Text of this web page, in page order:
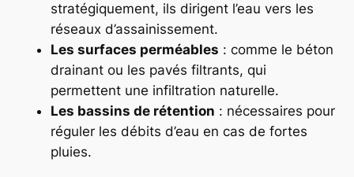
stratégiquement, ils dirigent l’eau vers les
réseaux d’assainissement.
Les surfaces perméables : comme le béton
drainant ou les pavés filtrants, qui
permettent une infiltration naturelle.
Les bassins de rétention : nécessaires pour
réguler les débits d’eau en cas de fortes
pluies.